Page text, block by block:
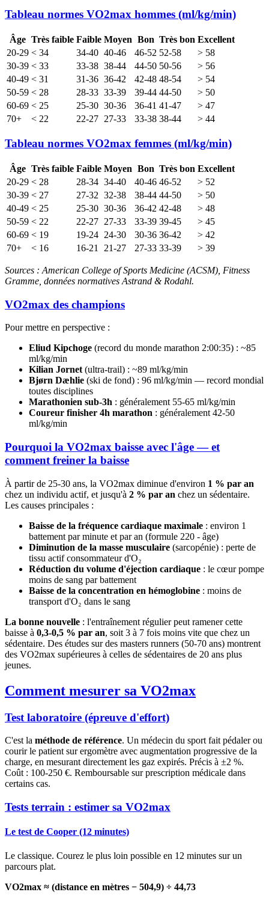
Tableau normes VO2max hommes (ml/kg/min)
Âge Très faible Faible Moyen Bon Très bon Excellent
20-29 < 34 34-40 40-46 46-52 52-58
> 58
30-39 < 33 33-38 38-44 44-50 50-56
> 56
40-49 < 31 31-36 36-42 42-48 48-54
> 54
50-59 < 28 28-33 33-39 39-44 44-50
> 50
60-69 < 25 25-30 30-36 36-41 41-47
> 47
70+
< 22 22-27 27-33 33-38 38-44 > 44
Tableau normes VO2max femmes (ml/kg/min)
Âge Très faible Faible Moyen Bon Très bon Excellent
20-29 < 28 28-34 34-40 40-46 46-52
> 52
30-39 < 27 27-32 32-38 38-44 44-50
> 50
40-49 < 25 25-30 30-36 36-42 42-48
> 48
50-59 < 22 22-27 27-33 33-39 39-45
> 45
60-69 < 19 19-24 24-30 30-36 36-42
> 42
70+
< 16 16-21 21-27 27-33 33-39 > 39
Sources : American College of Sports Medicine (ACSM), Fitness
Gramme, données normatives Astrand & Rodahl.
VO2max des champions
Pour mettre en perspective :
Eliud Kipchoge (record du monde marathon 2:00:35) : ~85
ml/kg/min
Kilian Jornet(ultra-trail) : ~89 ml/kg/min
Bjørn Dæhlie (ski de fond) : 96 ml/kg/min — record mondial
toutes disciplines
Marathonien sub-3h : généralement 55-65 ml/kg/min
Coureur finisher 4h marathon : généralement 42-50
ml/kg/min
Pourquoi la VO2max baisse avec l'âge — et
comment freiner la baisse
À partir de 25-30 ans, la VO2max diminue d'environ 1 % par an
chez un individu actif, et jusqu'à 2 % par an chez un sédentaire.
Les causes principales :
Baisse de la fréquence cardiaque maximale : environ 1
battement par minute et par an (formule 220 - âge)
Diminution de la masse musculaire (sarcopénie) : perte de
tissu actif consommateur d'O₂
Réduction du volume d'éjection cardiaque : le cœur pompe
moins de sang par battement
Baisse de la concentration en hémoglobine : moins de
transport d'O₂ dans le sang
La bonne nouvelle : l'entraînement régulier peut ramener cette
baisse à 0,3-0,5 % par an, soit 3 à 7 fois moins vite que chez un
sédentaire. Des études sur des masters runners (50-70 ans) montrent
des VO2max supérieures à celles de sédentaires de 20 ans plus
jeunes.
Comment mesurer sa VO2max
Test laboratoire (épreuve d'effort)
C'est la méthode de référence. Un médecin du sport fait pédaler ou
courir le patient sur ergomètre avec augmentation progressive de la
charge, en mesurant directement les gaz expirés. Précis à ±2 %.
Coût : 100-250 €. Remboursable sur prescription médicale dans
certains cas.
Tests terrain : estimer sa VO2max
Le test de Cooper (12 minutes)
Le classique. Courez le plus loin possible en 12 minutes sur un
parcours plat.
VO2max ≈ (distance en mètres − 504,9) ÷ 44,73